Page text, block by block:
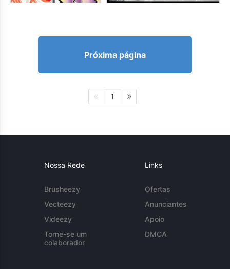
Próxima página
1
Nossa Rede
Brusheezy
Vecteezy
Videezy
Torne-se um
colaborador
Links
Ofertas
Anunciantes
Apoio
DMCA